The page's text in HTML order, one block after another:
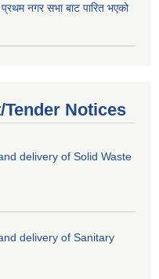
नगर सभा बाट पारित भएको
Notices
delivery of Solid Waste
delivery of Sanitary